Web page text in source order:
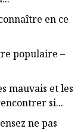
en ce
populaire –
mauvais et les
si...
ne pas